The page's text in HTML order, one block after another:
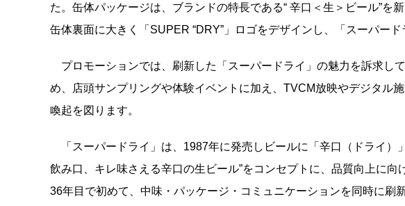
た。缶体パッケージは、ブランドの特長である“ 辛口＜生＞ビール”を
缶体裏面に大きく「SUPER “DRY”」ロゴをデザインし、「スーパー
プロモーションでは、刷新した「スーパードライ」の魅力を訴求し
め、店頭サンプリングや体験イベントに加え、TVCM放映やデジタル
喚起を図ります。
「スーパードライ」は、1987年に発売しビールに「辛口（ドライ
飲み口、キレ味さえる辛口の生ビール”をコンセプトに、品質向上に
36年目で初めて、中味・パッケージ・コミュニケーションを同時に刷